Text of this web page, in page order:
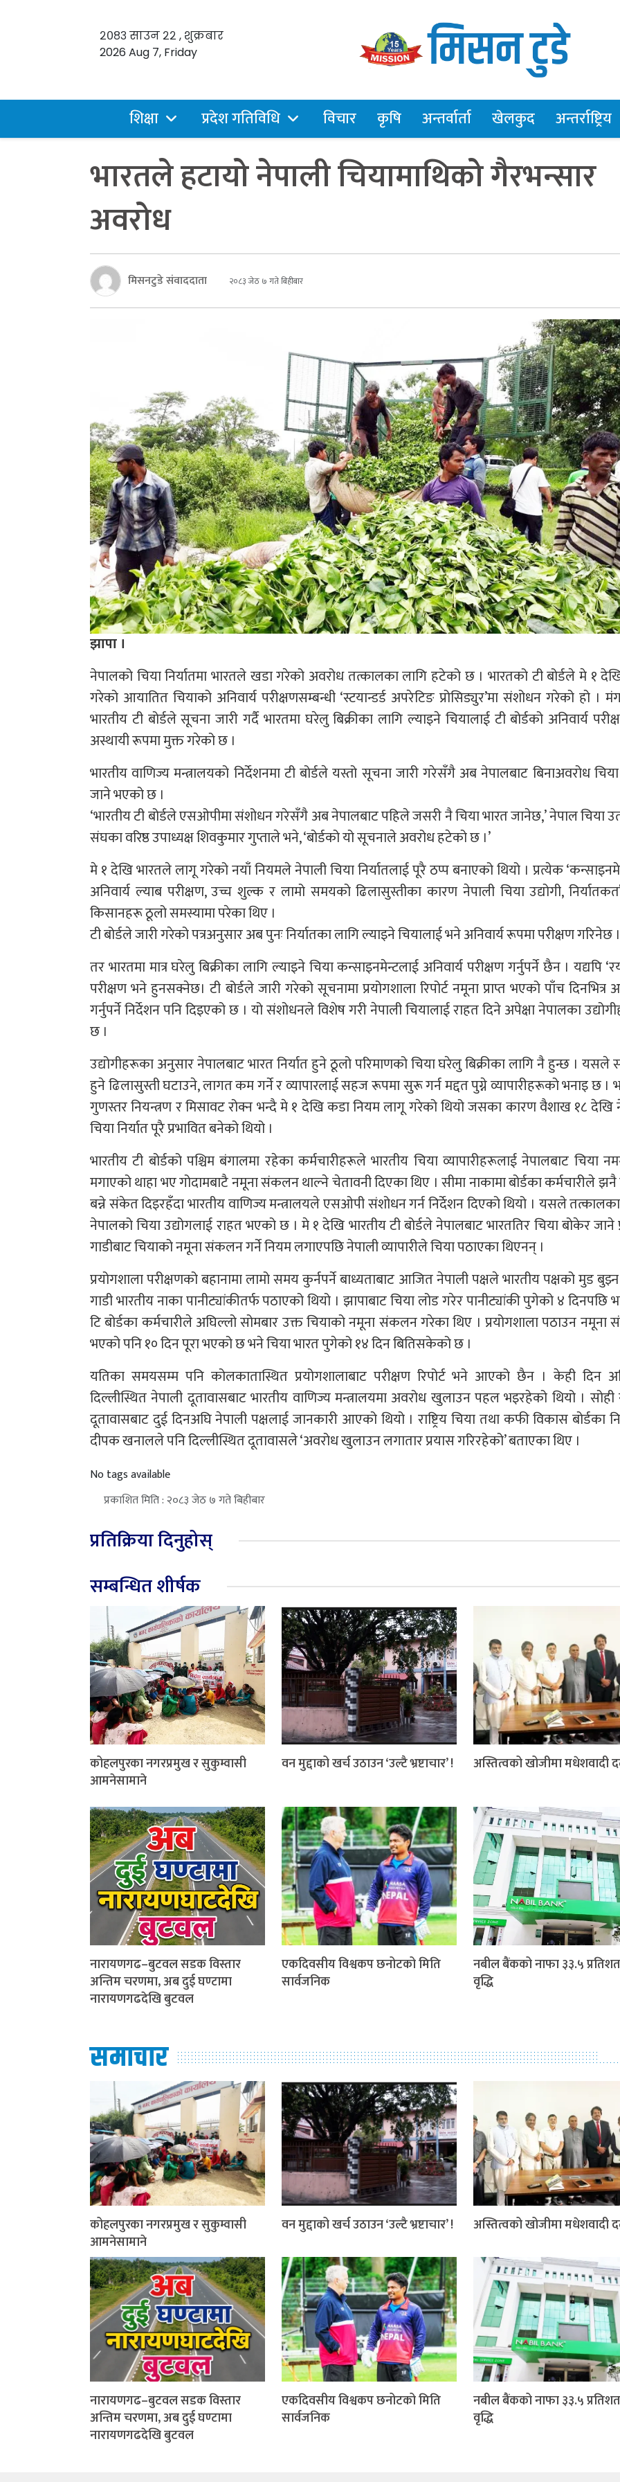
२०८३ साउन २२ , शुक्रबार
2026 Aug 7, Friday
शिक्षा प्रदेश गतिविधि विचार कृषि अन्तर्वार्ता खेलकुद अन्तर्राष्ट्रिय
भारतले हटायो नेपाली चियामाथिको गैरभन्सार
अवरोध
मिसनटुडे संवाददाता २०८३ जेठ ७ गते बिहीबार
झापा ।
नेपालको चिया निर्यातमा भारतले खडा गरेको अवरोध तत्कालका लागि हटेको छ । भारतको टी बोर्डले मे १
गरेको आयातित चियाको अनिवार्य परीक्षणसम्बन्धी ‘स्टयान्डर्ड अपरेटिङ प्रोसिड्युर’मा संशोधन गरेको हो ।
भारतीय टी बोर्डले सूचना जारी गर्दै भारतमा घरेलु बिक्रीका लागि ल्याइने चियालाई टी बोर्डको अनिवार्य
अस्थायी रूपमा मुक्त गरेको छ ।
भारतीय वाणिज्य मन्त्रालयको निर्देशनमा टी बोर्डले यस्तो सूचना जारी गरेसँगै अब नेपालबाट बिनाअवरोध
जाने भएको छ ।
‘भारतीय टी बोर्डले एसओपीमा संशोधन गरेसँगै अब नेपालबाट पहिले जसरी नै चिया भारत जानेछ,’ नेपाल चिया
संघका वरिष्ठ उपाध्यक्ष शिवकुमार गुप्ताले भने, ‘बोर्डको यो सूचनाले अवरोध हटेको छ ।’
मे १ देखि भारतले लागू गरेको नयाँ नियमले नेपाली चिया निर्यातलाई पूरै ठप्प बनाएको थियो । प्रत्येक
अनिवार्य ल्याब परीक्षण, उच्च शुल्क र लामो समयको ढिलासुस्तीका कारण नेपाली चिया उद्योगी,
किसानहरू ठूलो समस्यामा परेका थिए ।
टी बोर्डले जारी गरेको पत्रअनुसार अब पुनः निर्यातका लागि ल्याइने चियालाई भने अनिवार्य रूपमा परीक्षण गरिनेछ ।
तर भारतमा मात्र घरेलु बिक्रीका लागि ल्याइने चिया कन्साइनमेन्टलाई अनिवार्य परीक्षण गर्नुपर्ने छैन । यद्यपि
परीक्षण भने हुनसक्नेछ। टी बोर्डले जारी गरेको सूचनामा प्रयोगशाला रिपोर्ट नमूना प्राप्त भएको पाँच दिनभित्र
गर्नुपर्ने निर्देशन पनि दिइएको छ । यो संशोधनले विशेष गरी नेपाली चियालाई राहत दिने अपेक्षा नेपालका
छ ।
उद्योगीहरूका अनुसार नेपालबाट भारत निर्यात हुने ठूलो परिमाणको चिया घरेलु बिक्रीका लागि नै हुन्छ । यसले
हुने ढिलासुस्ती घटाउने, लागत कम गर्ने र व्यापारलाई सहज रूपमा सुरू गर्न मद्दत पुग्ने व्यापारीहरूको भनाइ छ ।
गुणस्तर नियन्त्रण र मिसावट रोक्न भन्दै मे १ देखि कडा नियम लागू गरेको थियो जसका कारण वैशाख १८ देखि
चिया निर्यात पूरै प्रभावित बनेको थियो ।
भारतीय टी बोर्डको पश्चिम बंगालमा रहेका कर्मचारीहरूले भारतीय चिया व्यापारीहरूलाई नेपालबाट चिया
मगाएको थाहा भए गोदामबाटै नमूना संकलन थाल्ने चेतावनी दिएका थिए । सीमा नाकामा बोर्डका कर्मचारीले
बन्ने संकेत दिइरहँदा भारतीय वाणिज्य मन्त्रालयले एसओपी संशोधन गर्न निर्देशन दिएको थियो । यसले
नेपालको चिया उद्योगलाई राहत भएको छ । मे १ देखि भारतीय टी बोर्डले नेपालबाट भारततिर चिया बोकेर जाने
गाडीबाट चियाको नमूना संकलन गर्ने नियम लगाएपछि नेपाली व्यापारीले चिया पठाएका थिएनन् ।
प्रयोगशाला परीक्षणको बहानामा लामो समय कुर्नपर्ने बाध्यताबाट आजित नेपाली पक्षले भारतीय पक्षको मुड
गाडी भारतीय नाका पानीट्यांकीतर्फ पठाएको थियो । झापाबाट चिया लोड गरेर पानीट्यांकी पुगेको ४ दिनपछि
टि बोर्डका कर्मचारीले अघिल्लो सोमबार उक्त चियाको नमूना संकलन गरेका थिए । प्रयोगशाला पठाउन
भएको पनि १० दिन पूरा भएको छ भने चिया भारत पुगेको १४ दिन बितिसकेको छ ।
यतिका समयसम्म पनि कोलकातास्थित प्रयोगशालाबाट परीक्षण रिपोर्ट भने आएको छैन । केही दिन
दिल्लीस्थित नेपाली दूतावासबाट भारतीय वाणिज्य मन्त्रालयमा अवरोध खुलाउन पहल भइरहेको थियो ।
दूतावासबाट दुई दिनअघि नेपाली पक्षलाई जानकारी आएको थियो । राष्ट्रिय चिया तथा कफी विकास बोर्डका
दीपक खनालले पनि दिल्लीस्थित दूतावासले ‘अवरोध खुलाउन लगातार प्रयास गरिरहेको’ बताएका थिए ।
No tags available
प्रकाशित मिति : २०८३ जेठ ७ गते बिहीबार
प्रतिक्रिया दिनुहोस्
सम्बन्धित शीर्षक
कोहलपुरका नगरप्रमुख र सुकुम्वासी
आमनेसामाने
वन मुद्दाको खर्च उठाउन ‘उल्टै भ्रष्टाचार’ ! अस्तित्वको खोजीमा मधेशवादी
नारायणगढ–बुटवल सडक विस्तार
अन्तिम चरणमा, अब दुई घण्टामा
नारायणगढदेखि बुटवल
एकदिवसीय विश्वकप छनोटको मिति
सार्वजनिक
नबील बैंकको नाफा ३३.५
वृद्धि
समाचार
कोहलपुरका नगरप्रमुख र सुकुम्वासी
आमनेसामाने
वन मुद्दाको खर्च उठाउन ‘उल्टै भ्रष्टाचार’ ! अस्तित्वको खोजीमा मधेशवादी
नारायणगढ–बुटवल सडक विस्तार
अन्तिम चरणमा, अब दुई घण्टामा
नारायणगढदेखि बुटवल
एकदिवसीय विश्वकप छनोटको मिति
सार्वजनिक
नबील बैंकको नाफा ३३.५
वृद्धि